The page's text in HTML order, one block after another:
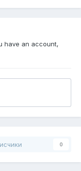
have an account,
0